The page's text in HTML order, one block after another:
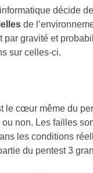
décide
de
par gravité et
sur celles-ci.
le cœur même du
non. Les failles
les conditions
du pentest 3